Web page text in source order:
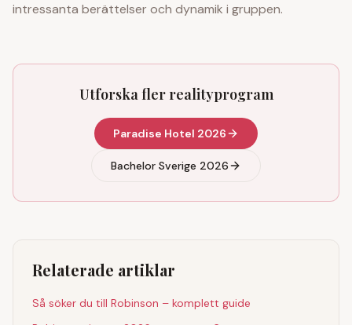
intressanta berättelser och dynamik i gruppen.
Utforska fler realityprogram
Paradise Hotel 2026
Bachelor Sverige 2026
Relaterade artiklar
Så söker du till Robinson – komplett guide